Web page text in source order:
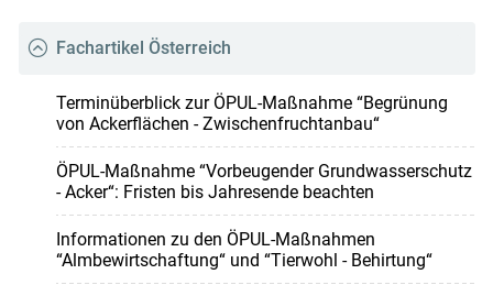
Fachartikel Österreich
Terminüberblick zur ÖPUL-Maßnahme “Begrünung
von Ackerflächen - Zwischenfruchtanbau“
ÖPUL-Maßnahme “Vorbeugender Grundwasserschutz
- Acker“: Fristen bis Jahresende beachten
Informationen zu den ÖPUL-Maßnahmen
“Almbewirtschaftung“ und “Tierwohl - Behirtung“